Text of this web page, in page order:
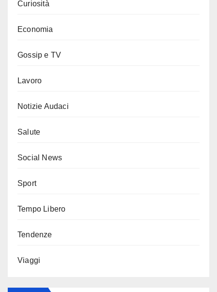
Curiosità
Economia
Gossip e TV
Lavoro
Notizie Audaci
Salute
Social News
Sport
Tempo Libero
Tendenze
Viaggi